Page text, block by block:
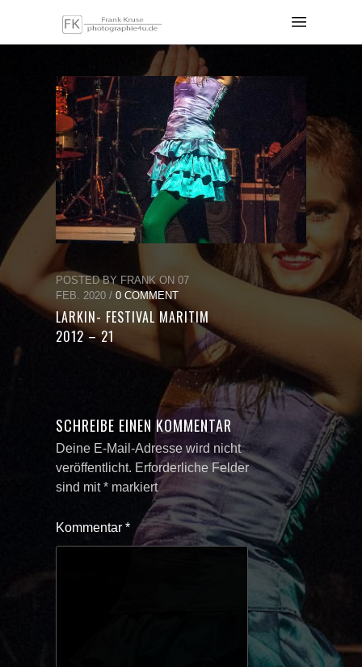
POSTED BY FRANK ON 07
FEB. 2020 / 0 COMMENT
LARKIN- FESTIVAL MARITIM
2012 – 21
SCHREIBE EINEN KOMMENTAR
Deine E-Mail-Adresse wird nicht
veröffentlicht. Erforderliche Felder
sind mit* markiert
Kommentar *